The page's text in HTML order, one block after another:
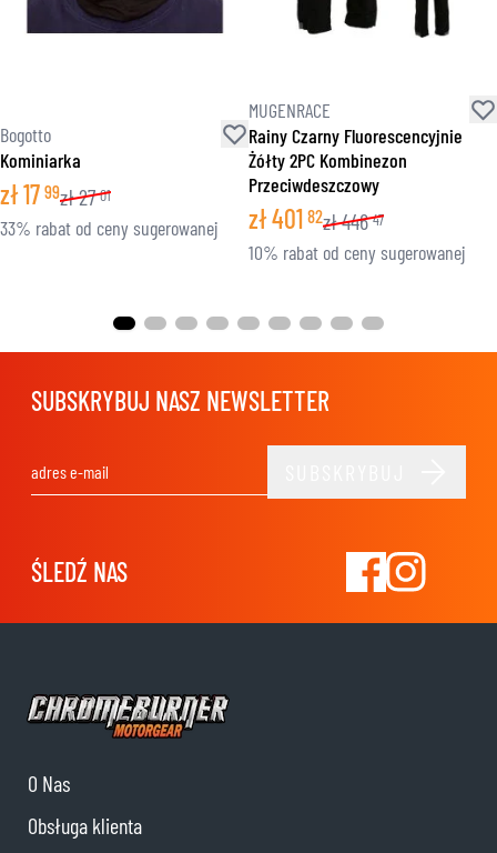
Bogotto
Kominiarka
zł17 99zł27 01
33% rabat od ceny sugerowanej
MUGENRACE
Rainy Czarny Fluorescencyjnie
Żółty 2PC Kombinezon
Przeciwdeszczowy
zł401 82zł446 47
10% rabat od ceny sugerowanej
SUBSKRYBUJ NASZ NEWSLETTER
ŚLEDŹ NAS
O Nas
Obsługa klienta